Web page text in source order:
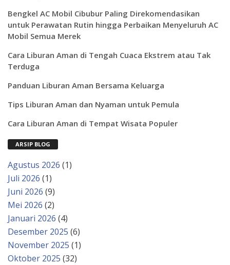
Bengkel AC Mobil Cibubur Paling Direkomendasikan
untuk Perawatan Rutin hingga Perbaikan Menyeluruh AC
Mobil Semua Merek
Cara Liburan Aman di Tengah Cuaca Ekstrem atau Tak
Terduga
Panduan Liburan Aman Bersama Keluarga
Tips Liburan Aman dan Nyaman untuk Pemula
Cara Liburan Aman di Tempat Wisata Populer
ARSIP BLOG
Agustus 2026 (1)
Juli 2026 (1)
Juni 2026 (9)
Mei 2026 (2)
Januari 2026 (4)
Desember 2025 (6)
November 2025 (1)
Oktober 2025 (32)